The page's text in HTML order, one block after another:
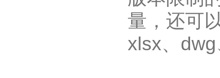
量，还可
xlsx、